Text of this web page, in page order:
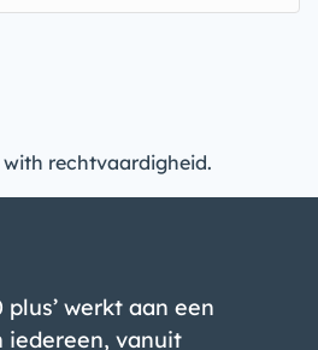
rechtvaardigheid.
plus’ werkt aan een
iedereen, vanuit